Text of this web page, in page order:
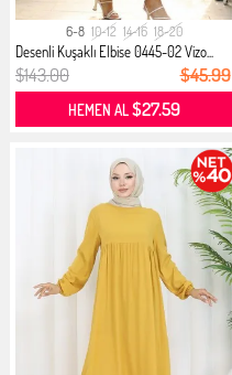
6-8 10-12 14-16 18-20
Desenli Kuşaklı Elbise 0445-02 Vizo...
$143.00 $45.99
HEMEN AL$27.59